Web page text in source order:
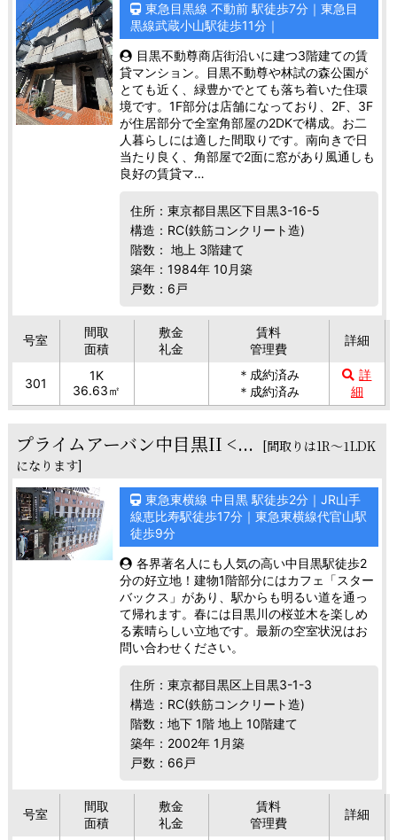
東急目黒線 不動前 駅徒歩7分｜東急目
黒線武蔵小山駅徒歩11分｜
目黒不動尊商店街沿いに建つ3階建ての賃
貸マンション。目黒不動尊や林試の森公園が
とても近く、緑豊かでとても落ち着いた住環
境です。1F部分は店舗になっており、2F、3F
が住居部分で全室角部屋の2DKで構成。お二
人暮らしには適した間取りです。南向きで日
当たり良く、角部屋で2面に窓があり風通しも
良好の賃貸マ…
住所：東京都目黒区下目黒3-16-5
構造：RC(鉄筋コンクリート造)
階数： 地上 3階建て
築年：1984年 10月築
戸数：6戸
号室
間取
面積
敷金
礼金
賃料
管理費
詳細
301
1K
36.63㎡
＊成約済み
＊成約済み
詳
細
プライムアーバン中目黒II <... [間取りは1R～1LDK
になります]
東急東横線 中目黒 駅徒歩2分｜JR山手
線恵比寿駅徒歩17分｜東急東横線代官山駅
徒歩9分
各界著名人にも人気の高い中目黒駅徒歩2
分の好立地！建物1階部分にはカフェ「スター
バックス」があり、駅からも明るい道を通っ
て帰れます。春には目黒川の桜並木を楽しめ
る素晴らしい立地です。最新の空室状況はお
問い合わせください。
住所：東京都目黒区上目黒3-1-3
構造：RC(鉄筋コンクリート造)
階数：地下 1階 地上 10階建て
築年：2002年 1月築
戸数：66戸
号室
間取
面積
敷金
礼金
賃料
管理費
詳細